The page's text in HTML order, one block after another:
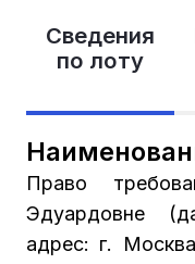
Сведения
по лоту
Право
Эдуардовне
адрес: г.